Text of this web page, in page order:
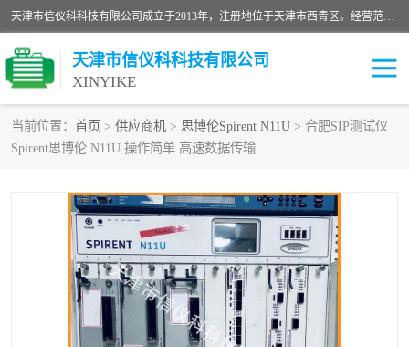
天津市信仪科科技有限公司成立于2013年，注册地位于天津市西青区。经营范围包括计算机软件、电子产品、仪器技术开发、技术转让、技术咨询、技术服务、网络工程、电子监控工程安装等；主要产品有：网络流量测试仪、Ixia XM2、XM12、XGS2、XGS12、400T、1600T、X16网络协议分析仪，Agilent N2X 等等各种型号，欢迎来电咨询。
天津市信仪科科技有限公司
XINYIKE
当前位置： 首页 > 供应商机 > 思博伦Spirent N11U > 合肥SIP测试仪
Spirent思博伦 N11U 操作简单 高速数据传输
思博伦Spirent C50 思博伦Spirent C1
思博伦Spirent C100 思博伦Spirent N4U
思博伦Spirent N11U 思博伦Spirent SPT-2U
思博伦600B 思博伦SPT-2000A-HS
思博伦Spirent SPT-3U 思博伦TestCenter